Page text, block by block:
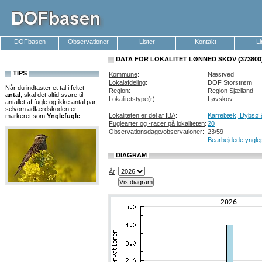
DOFbasen Observationer Lister Kontakt
TIPS
Når du indtaster et tal i feltet
antal , skal det altid svare til
antallet af fugle og ikke antal par,
selvom adfærdskoden er
markeret som Ynglefugle
DATA FOR LOKALITET LØNNED SKOV
Kommune:
Næstved
Lokalafdeling:
DOF Storstrøm
Region:
Region Sjælland
Lokalitetstype(r): Løvskov
Lokaliteten er del af IBA:
Karrebæk, Dybsø
Fuglearter og -racer på lokaliteten: 20
Observationsdage/observationer: 23/59
Bearbejdede
DIAGRAM
År: